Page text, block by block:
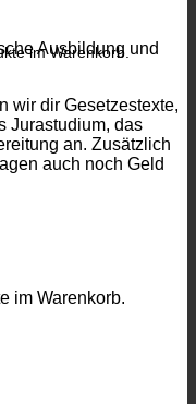
im Warenkorb.
im Warenkorb.
Ausbildung und
wir dir Gesetzestexte,
Jurastudium, das
an. Zusätzlich
auch noch Geld